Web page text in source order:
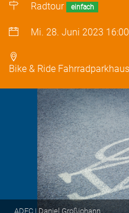
Radtour einfach
Mi. 28. Juni 2023 16:00
Bike & Ride
ADFC | Daniel Großjohann